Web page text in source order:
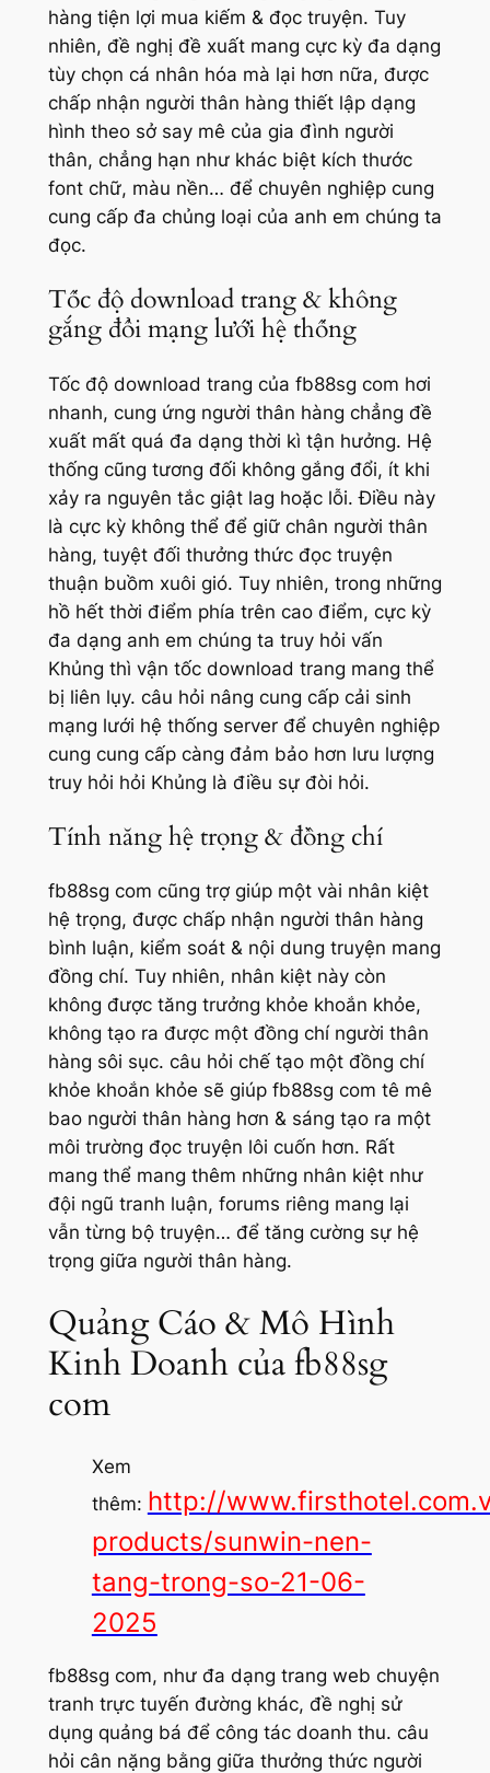
hàng tiện lợi mua kiếm & đọc truyện. Tuy
nhiên, đề nghị đề xuất mang cực kỳ đa dạng
tùy chọn cá nhân hóa mà lại hơn nữa, được
chấp nhận người thân hàng thiết lập dạng
hình theo sở say mê của gia đình người
thân, chẳng hạn như khác biệt kích thước
font chữ, màu nền… để chuyên nghiệp cung
cung cấp đa chủng loại của anh em chúng ta
đọc.
Tốc độ download trang & không
gắng đổi mạng lưới hệ thống
Tốc độ download trang của fb88sg com hơi
nhanh, cung ứng người thân hàng chẳng đề
xuất mất quá đa dạng thời kì tận hưởng. Hệ
thống cũng tương đối không gắng đổi, ít khi
xảy ra nguyên tắc giật lag hoặc lỗi. Điều này
là cực kỳ không thể để giữ chân người thân
hàng, tuyệt đối thưởng thức đọc truyện
thuận buồm xuôi gió. Tuy nhiên, trong những
hồ hết thời điểm phía trên cao điểm, cực kỳ
đa dạng anh em chúng ta truy hỏi vấn
Khủng thì vận tốc download trang mang thể
bị liên lụy. câu hỏi nâng cung cấp cải sinh
mạng lưới hệ thống server để chuyên nghiệp
cung cung cấp càng đảm bảo hơn lưu lượng
truy hỏi hỏi Khủng là điều sự đòi hỏi.
Tính năng hệ trọng & đồng chí
fb88sg com cũng trợ giúp một vài nhân kiệt
hệ trọng, được chấp nhận người thân hàng
bình luận, kiểm soát & nội dung truyện mang
đồng chí. Tuy nhiên, nhân kiệt này còn
không được tăng trưởng khỏe khoắn khỏe,
không tạo ra được một đồng chí người thân
hàng sôi sục. câu hỏi chế tạo một đồng chí
khỏe khoắn khỏe sẽ giúp fb88sg com tê mê
bao người thân hàng hơn & sáng tạo ra một
môi trường đọc truyện lôi cuốn hơn. Rất
mang thể mang thêm những nhân kiệt như
đội ngũ tranh luận, forums riêng mang lại
vẫn từng bộ truyện… để tăng cường sự hệ
trọng giữa người thân hàng.
Quảng Cáo & Mô Hình
Kinh Doanh của fb88sg
com
Xem
thêm: http://
products/sunwin-nen-
tang-trong-so-21-06-
2025
fb88sg com, như đa dạng trang web chuyện
tranh trực tuyến đường khác, đề nghị sử
dụng quảng bá để công tác doanh thu. câu
hỏi cân nặng bằng giữa thưởng thức người